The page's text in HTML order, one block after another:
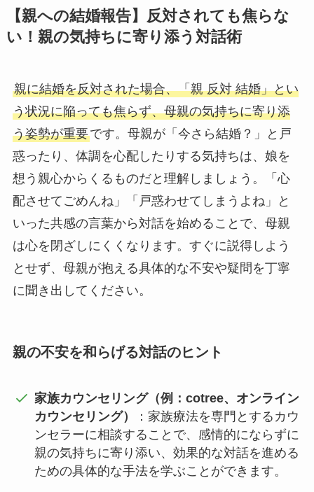
【親への結婚報告】反対されても焦らな
い！親の気持ちに寄り添う対話術
親に結婚を反対された場合、「親 反対 結婚」とい
う状況に陥っても焦らず、母親の気持ちに寄り添
う姿勢が重要です。母親が「今さら結婚？」と戸
惑ったり、体調を心配したりする気持ちは、娘を
想う親心からくるものだと理解しましょう。「心
配させてごめんね」「戸惑わせてしまうよね」と
いった共感の言葉から対話を始めることで、母親
は心を閉ざしにくくなります。すぐに説得しよう
とせず、母親が抱える具体的な不安や疑問を丁寧
に聞き出してください。
親の不安を和らげる対話のヒント
家族カウンセリング（例：cotree、オンライン
カウンセリング）
：家族療法を専門とするカウ
ンセラーに相談することで、感情的にならずに
親の気持ちに寄り添い、効果的な対話を進める
ための具体的な手法を学ぶことができます。